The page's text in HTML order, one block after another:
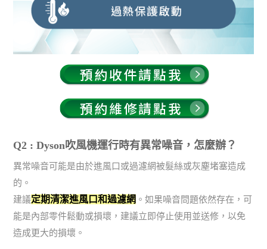
Q2 : Dyson吹風機運行時有異常噪音，怎麼辦？
異常噪音可能是由於進風口或過濾網被髮絲或灰塵堵塞造成
的。
建議定期清潔進風口和過濾網 。如果噪音問題依然存在，可
能是內部零件鬆動或損壞，建議立即停止使用並送修，以免
造成更大的損壞。